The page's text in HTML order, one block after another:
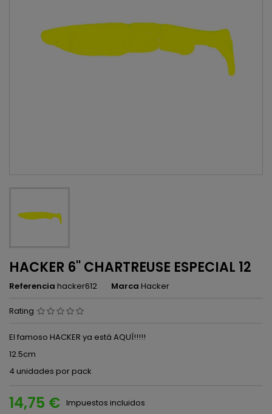
HACKER 6'' CHARTREUSE ESPECIAL 12
Referencia hacker612 Marca Hacker
Rating
El famoso HACKER ya está AQUÍ!!!!!
12.5cm
4 unidades por pack
14,75 € Impuestos incluidos